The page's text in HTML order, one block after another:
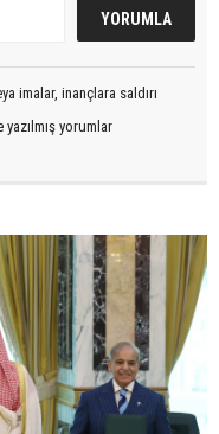
imalar, inançlara saldırı
yorumlar